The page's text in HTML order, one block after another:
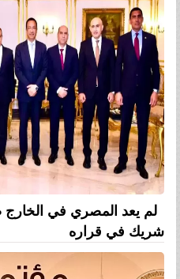
لم يعد المصري في
شريك في قراره